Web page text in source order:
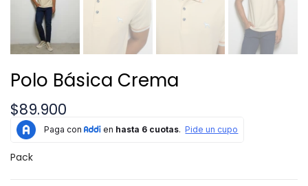
Polo Básica Crema
$89.900
Pack